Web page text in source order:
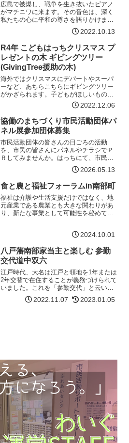
広島で被爆し、戦争を生き抜いたピアノ
がマチニワに来ます。その音色は、深く
私たちの心に平和の尊さを語りかけま
す。子ども達に夢や希望のある未来を残
すため、大切なものを忘れないよう、ぜ
ひ、市民の皆様、子育て中の皆様、お子
さんと一緒にご残価お待ちし…【詳細は
コチラ】
2022.10.13
R4年 こどもはっちクリスマス プ
レゼントの木 ギビングツリー
(GivingTree援助の木)
海外ではクリスマスにデパートやスーパ
ーなど、あちらこちらにギビングツリー
がかざられます。子どもがほしいものを
書いた手作りのオーナメント（かざり）
をツリーにつるし、プレゼントをしたい
人がオーナメントをとって、その子にプ
レゼントする・・・・とい…【詳細はコ
チラ】
2022.12.06
協働のまちづくり市民活動団体パ
ネル展参加団体募集
市民活動団体の皆さんの日ごろの活動
を、市民の皆さんにパネルやチラシでＰ
Ｒしてみませんか。はっちにて、市民活
動サポートセンターと、登録団体の皆さ
んの活動を紹介するパネルやチラシコー
ナーを設置します。展示期間2026年6月5
日(月) 13:0…【詳細はコチラ】
2026.05.13
食と農と福祉フォーラムin南部町
福祉は介護や生活支援だけではなく、地
元産業である農業とも大きな関わりがあ
り、新たな事業として可能性を秘めてい
の連携こそが地元産業が農業である地域
チラ】
2024.10.01
八戸藩南部家当主と楽しむ 参勤
交代道中双六
江戸時代、大名は江戸と領地を1年または
2年交替で在住することが義務づけられて
いました。これを「参勤交代」と云い、
八戸藩南部家には、八戸から江戸までの
参勤交代を描いた「参勤交代双六」(参勤
2022.11.07 2023.01.05